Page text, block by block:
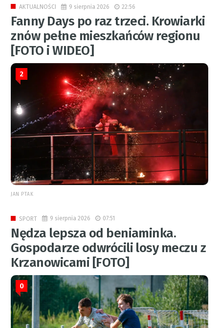
AKTUALNOŚCI 9 sierpnia 2026 22:56
Fanny Days po raz trzeci. Krowiarki
znów pełne mieszkańców regionu
[FOTO i WIDEO]
2
JAN PTAK
SPORT 9 sierpnia 2026 07:51
Nędza lepsza od beniaminka.
Gospodarze odwrócili losy meczu z
Krzanowicami [FOTO]
0